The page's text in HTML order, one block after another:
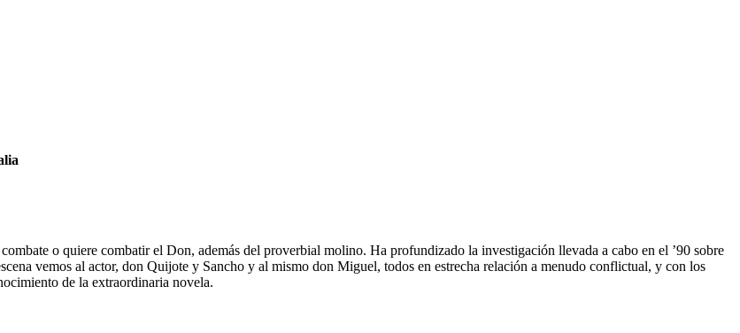
o quiere combatir el Don, además del proverbial molino. Ha profundizado la investigación llevada a cabo en el ’90 sobre
vemos al actor, don Quijote y Sancho y al mismo don Miguel, todos en estrecha relación a menudo conflictual, y con los
de la extraordinaria novela.